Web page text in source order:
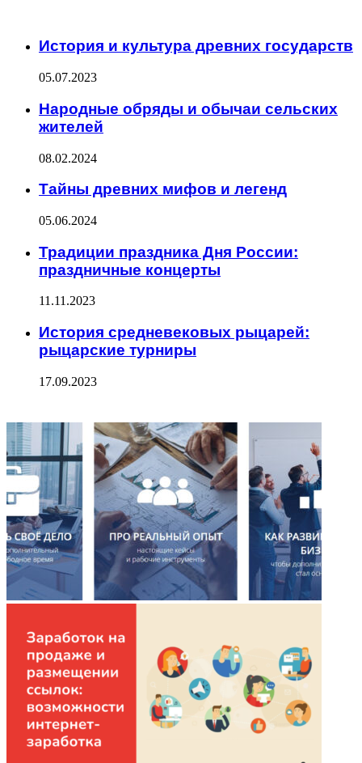
История и культура древних государств
05.07.2023
Народные обряды и обычаи сельских
жителей
08.02.2024
Тайны древних мифов и легенд
05.06.2024
Традиции праздника Дня России:
праздничные концерты
11.11.2023
История средневековых рыцарей:
рыцарские турниры
17.09.2023